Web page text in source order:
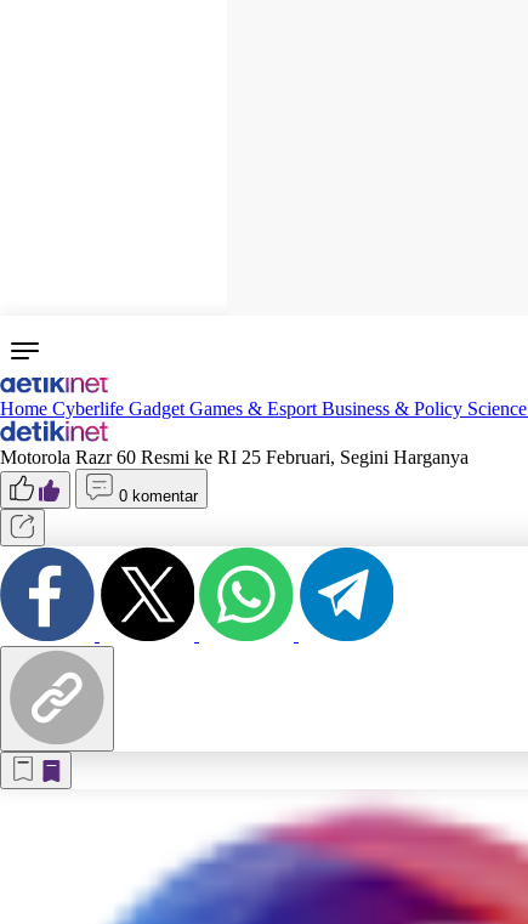
Home Cyberlife Gadget Games & Esport Business & Policy Science
Motorola Razr 60 Resmi ke RI 25 Februari, Segini Harganya
0 komentar